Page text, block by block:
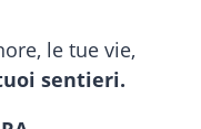
le tue vie,
sentieri.